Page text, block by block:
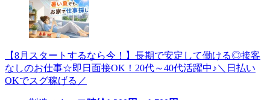
【8月スタートするなら今！】長期で安定して働ける◎接客
なしのお仕事☆即日面接OK！20代～40代活躍中♪＼日払い
OKでスグ稼げる／